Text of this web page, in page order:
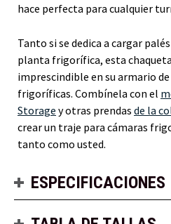
hace perfecta para cualquier
Tanto si se dedica a cargar
planta frigorífica, esta
imprescindible en su armario
frigoríficas. Combínela con el
Storage y otras prendas de la
crear un traje para cámaras
tanto como usted.
ESPECIFICACIONES